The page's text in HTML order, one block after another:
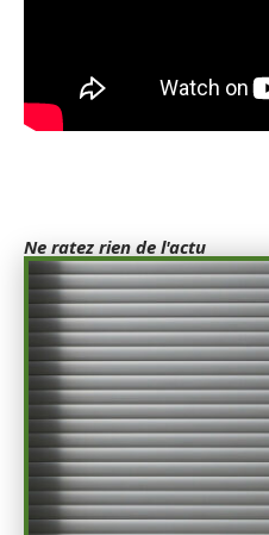
Ne ratez rien de l'actu